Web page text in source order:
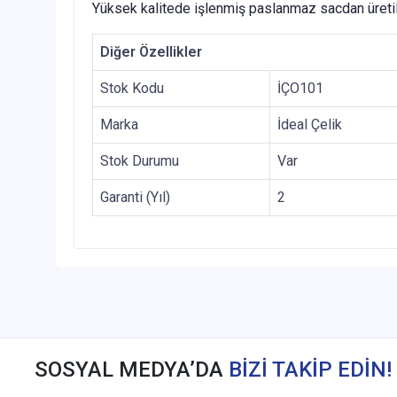
Yüksek kalitede işlenmiş paslanmaz sacdan
Diğer Özellikler
Stok Kodu İÇO101
Marka İdeal Çelik
Stok Durumu Var
Garanti (Yıl) 2
SOSYAL MEDYA’DA BİZİ TAKİP EDİN!